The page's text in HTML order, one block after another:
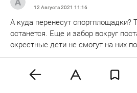
12 Августа 2021 11:16
А куда перенесут спортплощадки?
останется. Еще и забор вокруг
окрестные дети не смогут на них
Ответить